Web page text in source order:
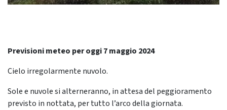
Previsioni meteo per oggi 7 maggio 2024
Cielo irregolarmente nuvolo.
Sole e nuvole si alterneranno, in attesa del peggioramento
previsto in nottata, per tutto l’arco della giornata.